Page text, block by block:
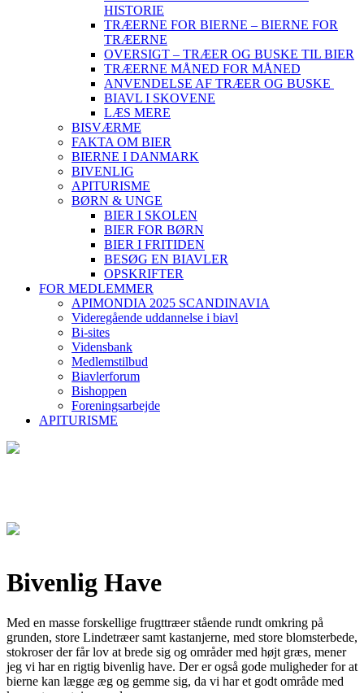
HISTORIE
TRÆERNE FOR BIERNE – BIERNE FOR
TRÆERNE
OVERSIGT – TRÆER OG BUSKE TIL BIER
TRÆERNE MÅNED FOR MÅNED
ANVENDELSE AF TRÆER OG BUSKE
BIAVL I SKOVENE
LÆS MERE
BISVÆRME
FAKTA OM BIER
BIERNE I DANMARK
BIVENLIG
APITURISME
BØRN & UNGE
BIER I SKOLEN
BIER FOR BØRN
BIER I FRITIDEN
BESØG EN BIAVLER
OPSKRIFTER
FOR MEDLEMMER
APIMONDIA 2025 SCANDINAVIA
Videregående uddannelse i biavl
Bi-sites
Vidensbank
Medlemstilbud
Biavlerforum
Bishoppen
Foreningsarbejde
APITURISME
Bivenlig Have
Med en masse forskellige frugttræer stående rundt omkring på
grunden, store Lindetræer samt kastanjerne, med store blomsterbede,
stokroser der får lov at brede sig og områder med højt græs, mener
jeg vi har en rigtig bivenlig have. Der er også gode muligheder for at
bierne kan lægge æg og gemme sig, da vi har et godt område med